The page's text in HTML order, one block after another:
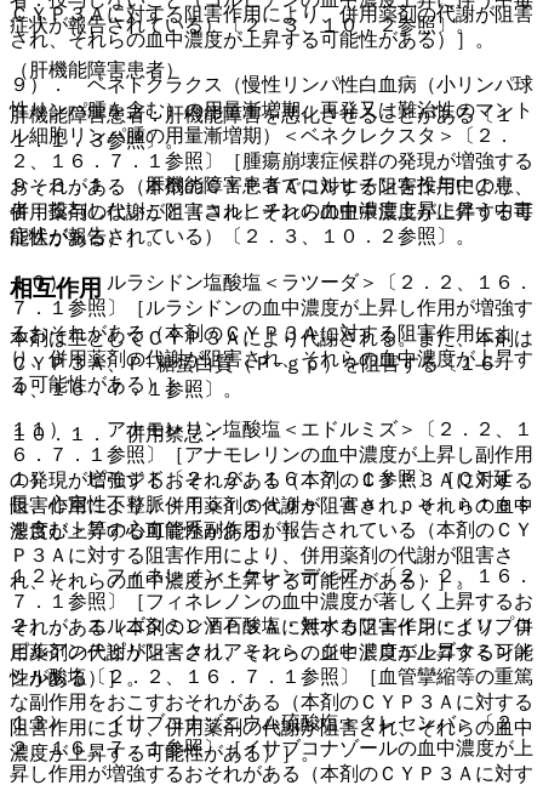
ＣＹＰ３Ａに対する阻害作用により、併用薬剤の代謝が阻害
され、それらの血中濃度が上昇する可能性がある）］。
９）． ベネトクラクス（慢性リンパ性白血病（小リンパ球
性リンパ腫を含む）の用量漸増期、再発又は難治性のマント
ル細胞リンパ腫の用量漸増期）＜ベネクレクスタ＞〔２．
２、１６．７．１参照〕［腫瘍崩壊症候群の発現が増強する
おそれがある（本剤のＣＹＰ３Ａに対する阻害作用により、
併用薬剤の代謝が阻害され、それらの血中濃度が上昇する可
能性がある）］。
１０）． ルラシドン塩酸塩＜ラツーダ＞〔２．２、１６．
７．１参照〕［ルラシドンの血中濃度が上昇し作用が増強す
るおそれがある（本剤のＣＹＰ３Ａに対する阻害作用によ
り、併用薬剤の代謝が阻害され、それらの血中濃度が上昇す
る可能性がある）］。
１１）． アナモレリン塩酸塩＜エドルミズ＞〔２．２、１
６．７．１参照〕［アナモレリンの血中濃度が上昇し副作用
の発現が増強するおそれがある（本剤のＣＹＰ３Ａに対する
阻害作用により、併用薬剤の代謝が阻害され、それらの血中
濃度が上昇する可能性がある）］。
１２）． フィネレノン＜ケレンディア＞〔２．２、１６．
７．１参照〕［フィネレノンの血中濃度が著しく上昇するお
それがある（本剤のＣＹＰ３Ａに対する阻害作用により、併
用薬剤の代謝が阻害され、それらの血中濃度が上昇する可能
性がある）］。
１３）． イサブコナゾニウム硫酸塩＜クレセンバ＞〔２．
２、１６．７．１参照〕［イサブコナゾールの血中濃度が上
昇し作用が増強するおそれがある（本剤のＣＹＰ３Ａに対す
症状が報告されている）〔２．３、１０．２参照〕。
（肝機能障害患者）
肝機能障害患者：肝機能障害を悪化させることがある〔１
１．１．３参照〕。
９．３．１． 肝機能障害患者でコルヒチンを投与中の患
者：投与しないこと（コルヒチンの血中濃度上昇に伴う中毒
症状が報告されている）〔２．３、１０．２参照〕。
相互作用
本剤は主としてＣＹＰ３Ａにより代謝される。また、本剤は
ＣＹＰ３Ａ、Ｐ−糖蛋白質（Ｐ−ｇｐ）を阻害する〔１６．
４、１６．７．１参照〕。
１０．１． 併用禁忌：
１）． ピモジド〔２．２、１６．７．１参照〕［ＱＴ延
長、心室性不整脈＜Ｔｏｒｓａｄｅ ｄｅ ｐｏｉｎｔｅｓ
を含む＞等の心血管系副作用が報告されている（本剤のＣＹ
Ｐ３Ａに対する阻害作用により、併用薬剤の代謝が阻害さ
れ、それらの血中濃度が上昇する可能性がある）］。
２）． エルゴタミン酒石酸塩・無水カフェイン・イソプロ
ピルアンチピリン＜クリアミン＞、ジヒドロエルゴタミンメ
シル酸塩〔２．２、１６．７．１参照〕［血管攣縮等の重篤
な副作用をおこすおそれがある（本剤のＣＹＰ３Ａに対する
阻害作用により、併用薬剤の代謝が阻害され、それらの血中
濃度が上昇する可能性がある）］。